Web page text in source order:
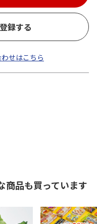
録する
せはこちら
商品も買っています